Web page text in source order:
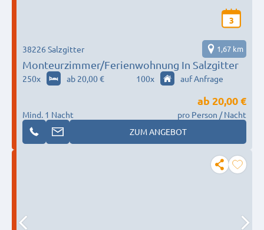
3
Monteurzimmer/Ferienwohnung In Salzgitter
38226 Salzgitter 1,67 km
250x ab 20,00 € 100x auf Anfrage
Mind. 1 Nacht
ab 20,00 €
pro Person / Nacht
ZUM ANGEBOT